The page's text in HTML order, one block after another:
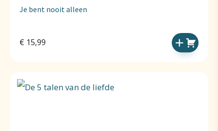
Je bent nooit alleen
€ 15,99